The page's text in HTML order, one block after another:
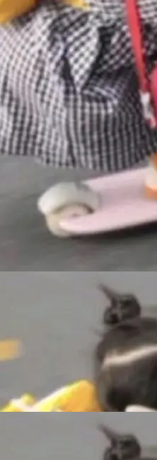
多了两项：
地从PoC走
AI应用...
表示——bool
认模式、浅
意义的组
了。要知道
档、校验、或
enum，两个
大厂都在
在 Twitte
了 Cloudfla
，跟其他所
上它不一
我十年前的
建在 Cloudf
搭建的平台
我十年秘密
的分
了最新开源项
Cloudflare
护进程。 设
的 SQLite
的 S3 兼容
储库协调——
对象自带一
，单个数据
就被消除
资源。当 cel
SQLite 数据
真相...
vivo夺
Z系列
硬件成本暴
机速度明显
数规格除开
Ultra / Z
低端机器，
REDMI No
X300 E这
/ Z Fold8 /
发布，且全
，它们本该
，一
辑操作的版
阶段。 De
page 最显
com
出来的。git
编辑：Delt
，...
美元
（VC 分
报告，Spac
逊、Alpha
相比，Spa
。然而，支
不同的面
托充沛的经
Spark
句话概括：
install.
动规划、写
介绍，Muse
图谱校
视野。整个
→ 控制难度